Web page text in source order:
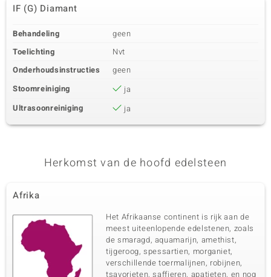
IF (G) Diamant
Behandeling
geen
Toelichting
Nvt
Onderhoudsinstructies
geen
Stoomreiniging
ja
Ultrasoonreiniging
ja
Herkomst van de hoofd edelsteen
Afrika
Het Afrikaanse continent is rijk aan de
meest uiteenlopende edelstenen, zoals
de smaragd, aquamarijn, amethist,
tijgeroog, spessartien, morganiet,
verschillende toermalijnen, robijnen,
tsavorieten, saffieren, apatieten, en nog